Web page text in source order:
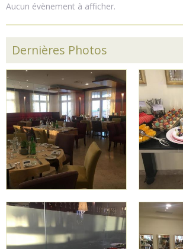
Aucun évènement à afficher.
Dernières Photos